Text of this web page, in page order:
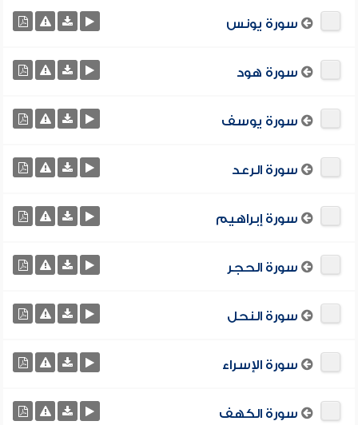
سورة يونس
سورة هود
سورة يوسف
سورة الرعد
سورة إبراهيم
سورة الحجر
سورة النحل
سورة الإسراء
سورة الكهف